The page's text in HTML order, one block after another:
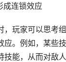
成连锁效应
，玩家可以思考
应。例如，某些
能，从而对敌